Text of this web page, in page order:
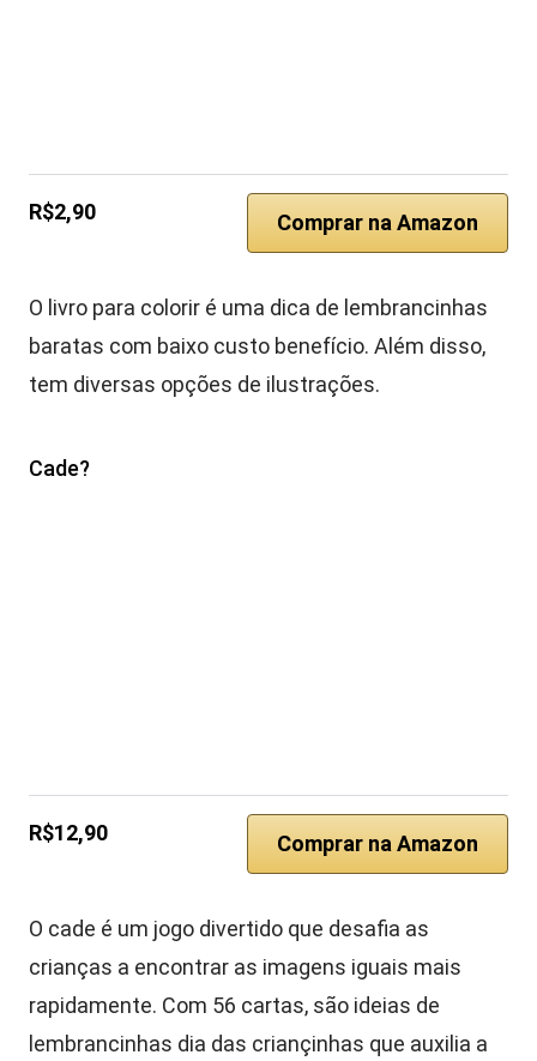
R$2,90 Comprar na Amazon
O livro para colorir é uma dica de lembrancinhas
baratas com baixo custo benefício. Além disso,
tem diversas opções de ilustrações.
Cade?
R$12,90 Comprar na Amazon
O cade é um jogo divertido que desafia as
crianças a encontrar as imagens iguais mais
rapidamente. Com 56 cartas, são ideias de
lembrancinhas dia das criançinhas que auxilia a